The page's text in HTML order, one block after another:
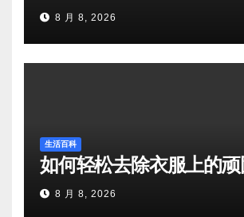
8 月 8, 2026
生活百科
如何轻松去除衣服上的顽
8 月 8, 2026